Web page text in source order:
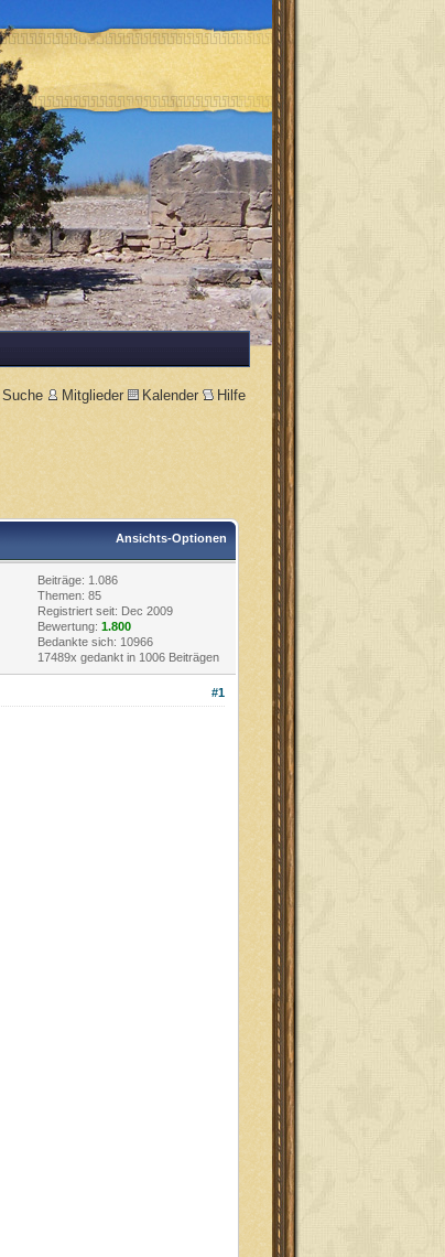
Suche Mitglieder Kalender Hilfe
Ansichts-Optionen
Beiträge: 1.086
Themen: 85
Registriert seit: Dec 2009
Bewertung: 1.800
Bedankte sich: 10966
17489x gedankt in 1006 Beiträgen
#1